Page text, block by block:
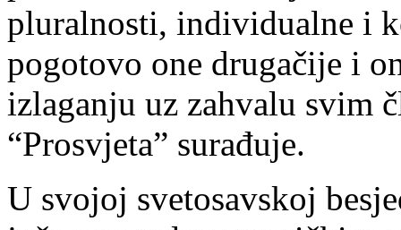
pluralnosti, individualne i
pogotovo one drugačije i
izlaganju uz zahvalu svim
“Prosvjeta” surađuje.
U svojoj svetosavskoj